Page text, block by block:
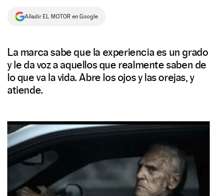
NEWSLETTER
Añadir EL MOTOR en Google
La marca sabe que la experiencia es un grado
y le da voz a aquellos que realmente saben de
lo que va la vida. Abre los ojos y las orejas, y
atiende.